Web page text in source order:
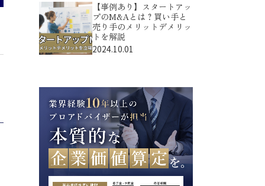
【事例あり】スタートアッ
プのM&Aとは？買い手と
売り手のメリットデメリッ
トを解説
2024.10.01